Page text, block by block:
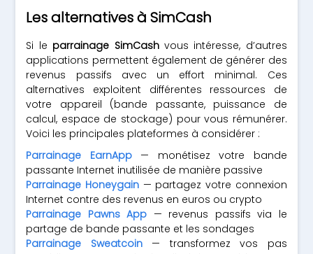
Les alternatives à SimCash
Si le parrainage SimCashvous intéresse, d’autres
applications permettent également de générer des
revenus passifs avec un effort minimal. Ces
alternatives exploitent différentes ressources de
votre appareil (bande passante, puissance de
calcul, espace de stockage) pour vous rémunérer.
Voici les principales plateformes à considérer :
Parrainage EarnApp— monétisez votre bande
passante Internet inutilisée de manière passive
Parrainage Honeygain — partagez votre connexion
Internet contre des revenus en euros ou crypto
Parrainage Pawns App — revenus passifs via le
partage de bande passante et les sondages
Parrainage Sweatcoin— transformez vos pas